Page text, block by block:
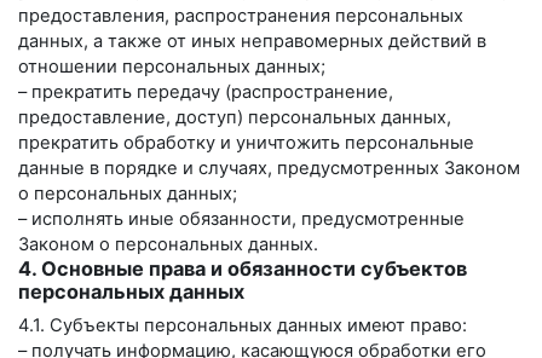
предоставления, распространения персональных
данных, а также от иных неправомерных действий в
отношении персональных данных;
– прекратить передачу (распространение,
предоставление, доступ) персональных данных,
прекратить обработку и уничтожить персональные
данные в порядке и случаях, предусмотренных Законом
о персональных данных;
– исполнять иные обязанности, предусмотренные
Законом о персональных данных.
4. Основные права и обязанности субъектов
персональных данных
4.1. Субъекты персональных данных имеют право:
– получать информацию, касающуюся обработки его